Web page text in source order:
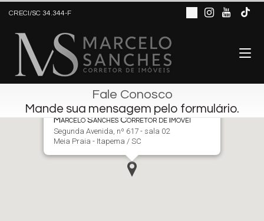
CRECI/SC 34.344-F
Fale Conosco
Mande sua mensagem pelo formulário.
Marcelo Sanches Corretor de Imóveis
Segunda Avenida, nº 617 - sala 02
Meia Praia - Itapema / SC